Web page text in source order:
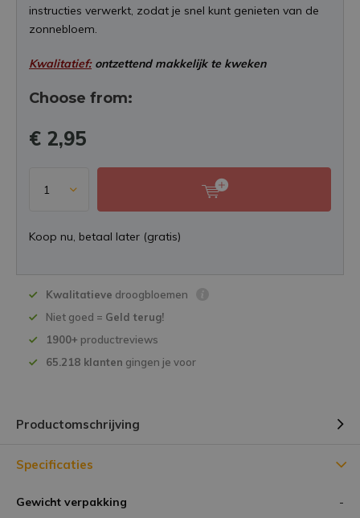
instructies verwerkt, zodat je snel kunt genieten van de
zonnebloem.
Kwalitatief:ontzettend makkelijk te kweken
Choose from:
€ 2,95
Koop nu, betaal later (gratis)
Kwalitatieve droogbloemen
Niet goed = Geld terug!
1900+ productreviews
65.218 klanten gingen je voor
Productomschrijving
Specificaties
Gewicht verpakking -